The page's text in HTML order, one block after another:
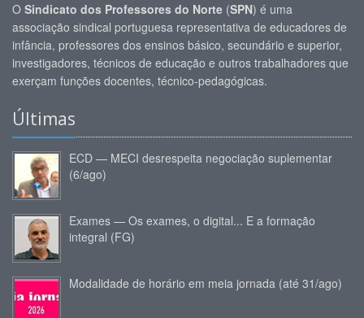
O Sindicato dos Professores do Norte (SPN) é uma
associação sindical portuguesa representativa de educadores de
infância, professores dos ensinos básico, secundário e superior,
investigadores, técnicos de educação e outros trabalhadores que
exerçam funções docentes, técnico-pedagógicas.
Últimas
ECD — MECI desrespeita negociação suplementar
(6/ago)
Exames — Os exames, o digital... E a formação
integral (FG)
Modalidade de horário em meia jornada (até 31/ago)